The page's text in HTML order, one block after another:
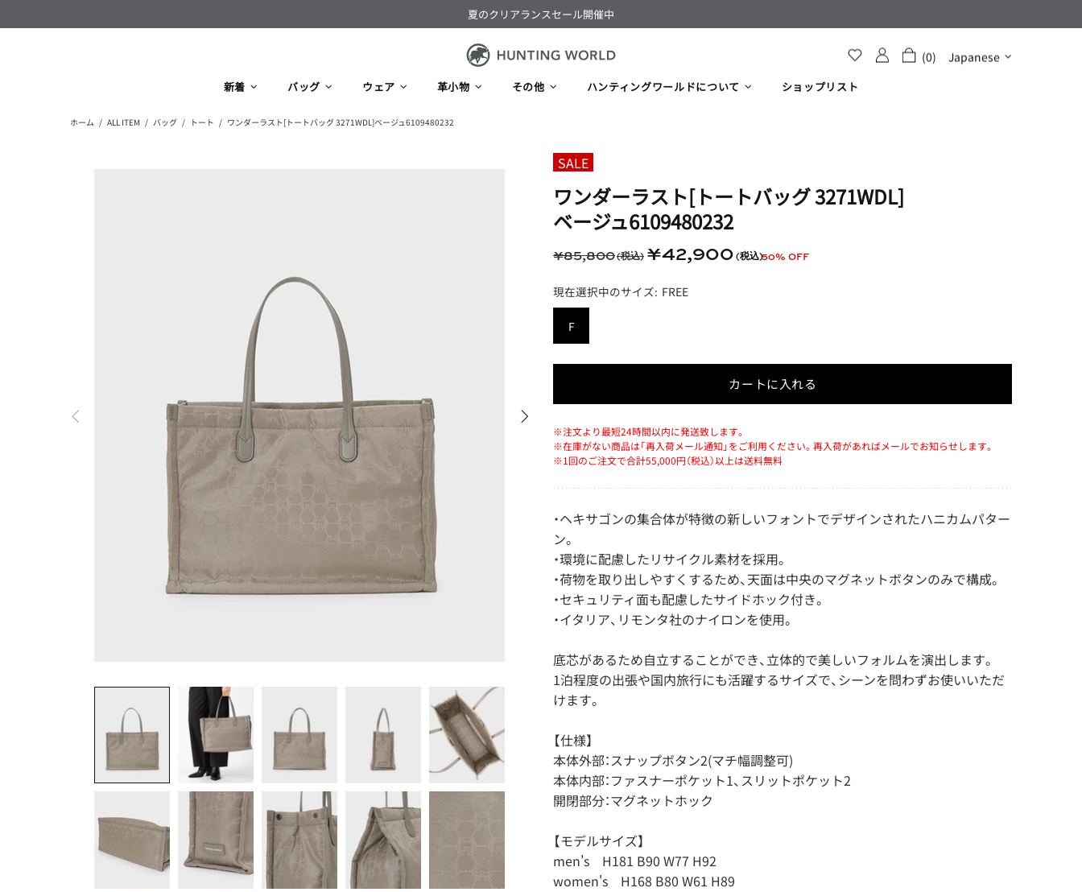
夏のクリアランスセール開催中
(0) Japanese
新着 バッグ ウェア 革小物 その他 ハンティングワールドについて ショップリスト
ホーム ALL ITEM バッグ トート ワンダーラスト[トートバッグ 3271WDL]ベージュ6109480232
ワンダーラスト​[トートバッグ 3271WDL]​
ベージュ6109480232
¥85,800 ¥42,900 50% OFF
FREE
カートに入れる
※注文より最短24時間以内に発送致します。
※在庫がない商品は「再入荷メール通知」をご利用ください。再入荷があればメールでお知らせします。
※1回のご注文で合計55,000円（税込）以上は送料無料
・ヘキサゴンの集合体が特徴の新しいフォントでデザインされたハニカムパター
ン。
・環境に配慮したリサイクル素材を採用。
・荷物を取り出しやすくするため、天面は中央のマグネットボタンのみで構成。
・セキュリティ面も配慮したサイドホック付き。
・イタリア、リモンタ社のナイロンを使用。
底芯があるため自立することができ、立体的で美しいフォルムを演出します。
1泊程度の出張や国内旅行にも活躍するサイズで、シーンを問わずお使いいただ
けます。
【仕様】
本体外部：スナップボタン2(マチ幅調整可)
本体内部：ファスナーポケット1、スリットポケット2
開閉部分：マグネットホック
【モデルサイズ】
men's H181 B90 W77 H92
women's H168 B80 W61 H89